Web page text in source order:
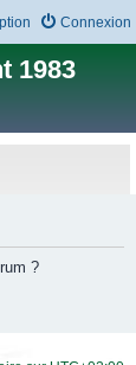
Connexion
1983
?